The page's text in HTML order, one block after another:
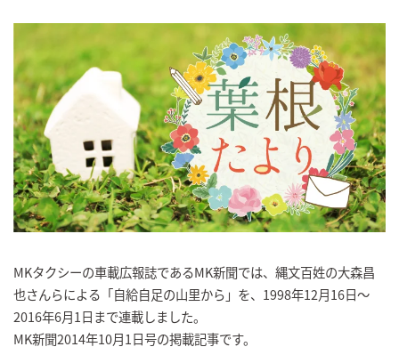
MKタクシーの車載広報誌であるMK新聞では、縄文百姓の大森昌
也さんらによる「自給自足の山里から」を、1998年12月16日～
2016年6月1日まで連載しました。
MK新聞2014年10月1日号の掲載記事です。